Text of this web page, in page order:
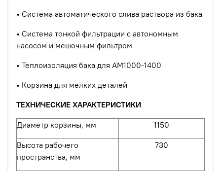
• Система автоматического слива раствора из бака
• Система тонкой фильтрации с автономным
насосом и мешочным фильтром
• Теплоизоляция бака для АМ1000-1400
• Корзина для мелких деталей
ТЕХНИЧЕСКИЕ ХАРАКТЕРИСТИКИ
Диаметр корзины, мм 1150
Высота рабочего
пространства, мм
730